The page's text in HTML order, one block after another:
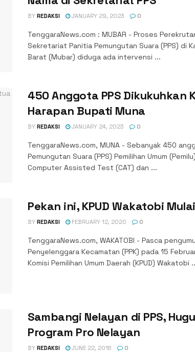
BY REDAKSI JANUARY 29, 2023 0
TenggaraNews.com : MUBAR - Proses
Sekretariat Panitia Pemungutan Suara (PPS) di
Barat (Mubar) diduga ada intervensi ...
450 Anggota PPS Dikukuhkan
Harapan Bupati Muna
BY REDAKSI JANUARY 24, 2023 0
TenggaraNews.com, MUNA - Sebanyak 450
Pemungutan Suara (PPS) Pemilihan Umum
Computer Assisted Test (CAT) dan ...
Pekan ini, KPUD Wakatobi
BY REDAKSI FEBRUARY 12, 2020 0
TenggaraNews.com, WAKATOBI - Pasca
Penyelenggara Kecamatan (PPK) pada 15
Komisi Pemilihan Umum Daerah (KPUD) Wakatobi
Sambangi Nelayan di PPS,
Program Pro Nelayan
BY REDAKSI JUNE 22, 2018 0